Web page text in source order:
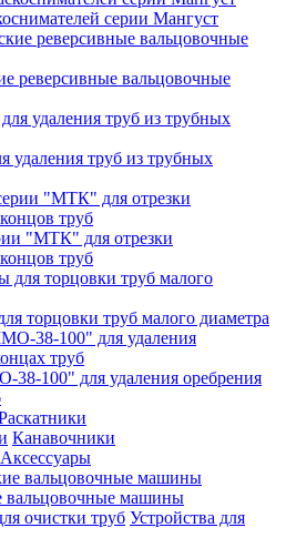
серии Мангуст
реверсивные вальцовочные
удаления труб из трубных
"МТК" для отрезки
труб
торцовки труб малого диаметра
100" для удаления оребрения
Канавочники
Аксессуары
вальцовочные машины
Устройства для